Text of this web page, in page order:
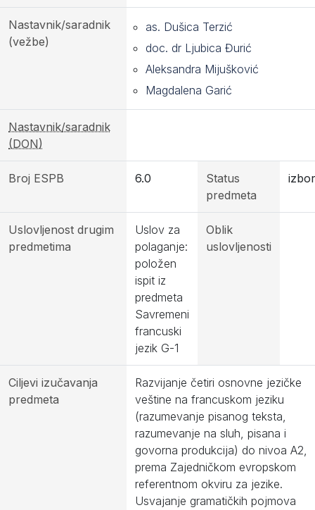
Nastavnik/saradnik
(vežbe)
as. Dušica Terzić
doc. dr Ljubica Đurić
Aleksandra Mijušković
Magdalena Garić
Nastavnik/saradnik
(DON)
Broj ESPB 6.0
Status
predmeta
Uslovljenost drugim
predmetima
Uslov za
polaganje:
položen
ispit iz
predmeta
Savremeni
francuski
jezik G-1
Oblik
uslovljenosti
Ciljevi izučavanja
predmeta
Razvijanje četiri osnovne jezičke
veštine na francuskom jeziku
(razumevanje pisanog teksta,
razumevanje na sluh, pisana i
govorna produkcija) do nivoa A2,
prema Zajedničkom evropskom
referentnom okviru za jezike.
Usvajanje gramatičkih pojmova